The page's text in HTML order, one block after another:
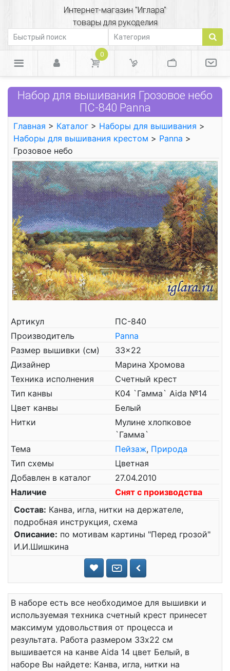
Интернет-магазин "Иглара"
товары для рукоделия
0
Набор для вышивания Грозовое небо
ПС-840 Panna
Главная > Каталог > Наборы для вышивания >
Наборы для вышивания крестом > Panna >
Грозовое небо
Артикул
ПС-840
Производитель
Panna
Размер вышивки (см)
33x22
Дизайнер
Марина Хромова
Техника исполнения
Счетный крест
Тип канвы
К04 `Гамма` Aida №14
Цвет канвы
Белый
Нитки
Мулине хлопковое
`Гамма`
Тема
Пейзаж, Природа
Тип схемы
Цветная
Добавлен в каталог
27.04.2010
Наличие
Снят с производства
Состав: Канва, игла, нитки на держателе,
подробная инструкция, схема
Описание: по мотивам картины "Перед грозой"
И.И.Шишкина
В наборе есть все необходимое для вышивки и
используемая техника счетный крест принесет
максимум удовольствия от процесса и
результата. Работа размером 33x22 см
вышивается на канве Aida 14 цвет Белый, в
наборе Вы найдете: Канва, игла, нитки на